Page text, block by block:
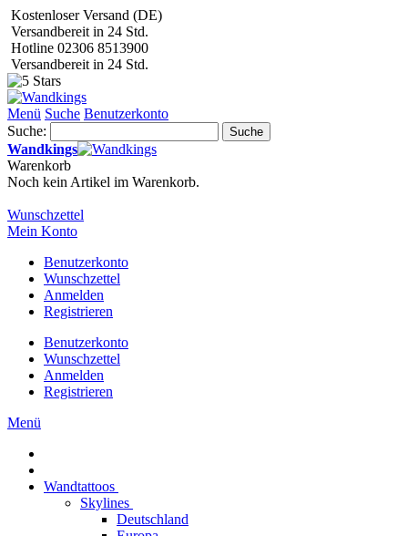
Kostenloser Versand (DE)
Versandbereit in 24 Std.
Hotline 02306 8513900
Versandbereit in 24 Std.
Menü Suche Benutzerkonto
Suche:
Suche
Wandkings
Warenkorb
Noch kein Artikel im Warenkorb.
Wunschzettel
Mein Konto
Benutzerkonto
Wunschzettel
Anmelden
Registrieren
Benutzerkonto
Wunschzettel
Anmelden
Registrieren
Menü
Wandtattoos
Skylines
Deutschland